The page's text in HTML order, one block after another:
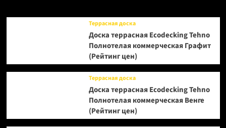
Террасная доска
Доска террасная Ecodecking Tehno
Полнотелая коммерческая Графит
(Рейтинг цен)
Террасная доска
Доска террасная Ecodecking Tehno
Полнотелая коммерческая Венге
(Рейтинг цен)